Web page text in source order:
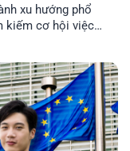
xu hướng phổ
kiếm cơ hội việc
địa điểm đều có
phù hợp nhất với